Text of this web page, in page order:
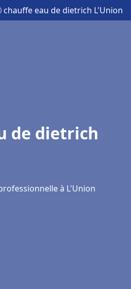
chauffe eau de dietrich L'Union
de dietrich
à L'Union